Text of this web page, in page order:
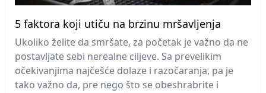
5 faktora koji utiču na brzinu mršavljenja
Ukoliko želite da smršate, za početak je važno da ne
postavljate sebi nerealne ciljeve. Sa prevelikim
očekivanjima najčešće dolaze i razočaranja, pa je
tako važno da, pre nego što se obeshrabrite i